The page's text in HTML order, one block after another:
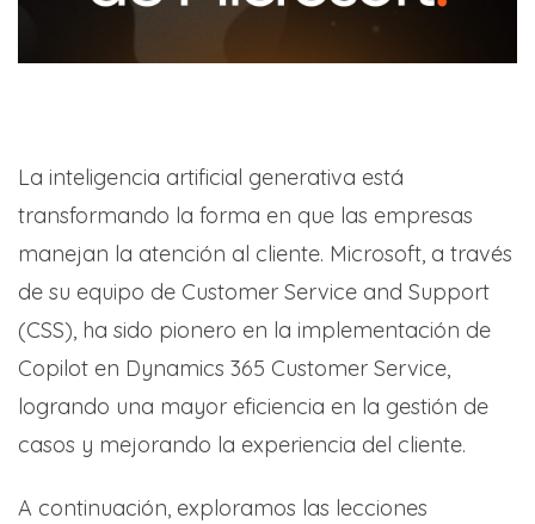
La inteligencia artificial generativa está
transformando la forma en que las empresas
manejan la atención al cliente. Microsoft, a través
de su equipo de Customer Service and Support
(CSS), ha sido pionero en la implementación de
Copilot en Dynamics 365 Customer Service,
logrando una mayor eficiencia en la gestión de
casos y mejorando la experiencia del cliente.
A continuación, exploramos las lecciones